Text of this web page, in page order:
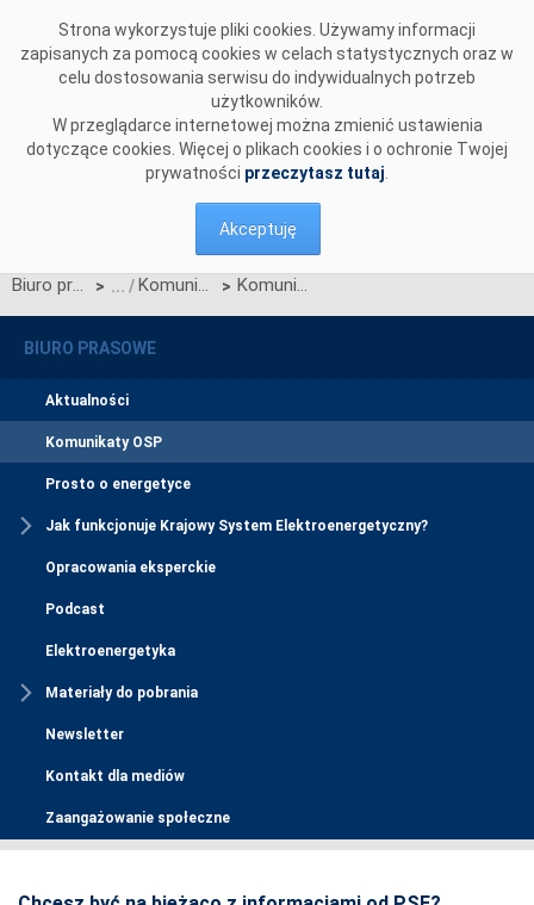
Strona wykorzystuje pliki cookies. Używamy informacji
zapisanych za pomocą cookies w celach statystycznych oraz w
celu dostosowania serwisu do indywidualnych potrzeb
użytkowników.
W przeglądarce internetowej można zmienić ustawienia
dotyczące cookies. Więcej o plikach cookies i o ochronie Twojej
prywatności przeczytasz tutaj
Akceptuję
Biuro prasowe > Komunikaty OSP > Komunikat dotyczący prawa do rekompensaty za redysponowanie nierynkowe instalacji fotowoltaicznych w dniach 16 i 17 maja 2025 r.
BIURO PRASOWE
Aktualności
Komunikaty OSP
Prosto o energetyce
Jak funkcjonuje Krajowy System Elektroenergetyczny?
Opracowania eksperckie
Podcast
Elektroenergetyka
Materiały do pobrania
Newsletter
Kontakt dla mediów
Zaangażowanie społeczne